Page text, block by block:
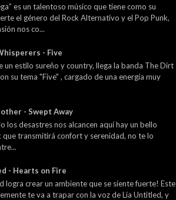
es un talentoso músico que tiene como su
el género del Rock Alternativo y el Pop Punk,
nos co...
- Five
un estilo sureño y country, llega la banda The Dirt
su tema "Five" , cargado de una energía muy
- Swept Away
los desastres nos alcancen aquí hay un bello
que transmitirá confort y serenidad, no te lo
- Hearts on Fire
logra crear un ambiente que se siente fuerte! Este
te va a trapar con la voz de Lia Untitled, y